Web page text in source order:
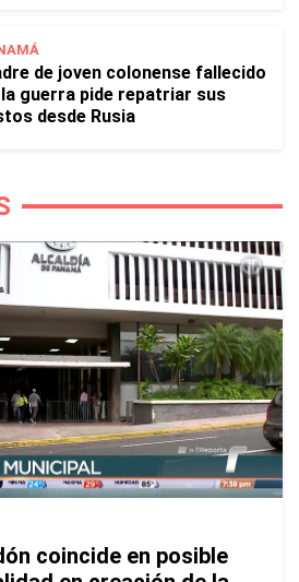
de joven colonense fallecido
guerra pide repatriar sus
desde Rusia
coincide en posible